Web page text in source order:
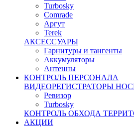
Turbosky
Comrade
Аргут
Terek
АКСЕССУАРЫ
Гарнитуры и тангенты
Аккумуляторы
Антенны
КОНТРОЛЬ ПЕРСОНАЛА
ВИДЕОРЕГИСТРАТОРЫ
Ревизор
Turbosky
КОНТРОЛЬ ОБХОДА
АКЦИИ